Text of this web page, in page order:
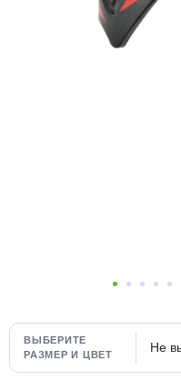
ВЫБЕРИТЕ
РАЗМЕР И ЦВЕТ
Не
Оплачивайте
% картой
об оплате